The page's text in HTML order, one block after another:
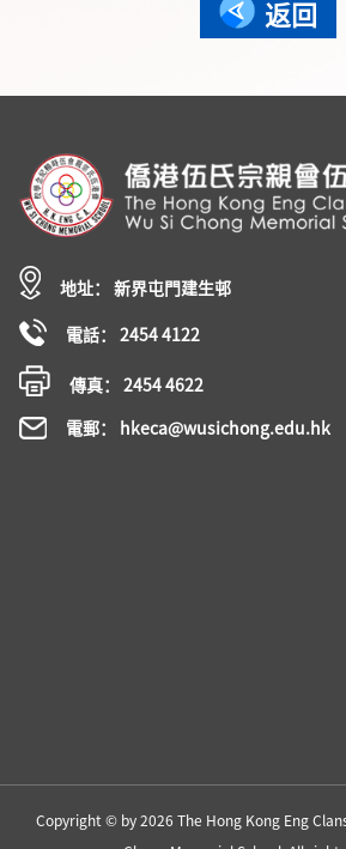
返回
地址： 新界屯門建生邨
電話： 2454 4122
傳真： 2454 4622
電郵： hkeca@wusichong.edu.hk
Copyright © by 2026 The Hong Kong Eng